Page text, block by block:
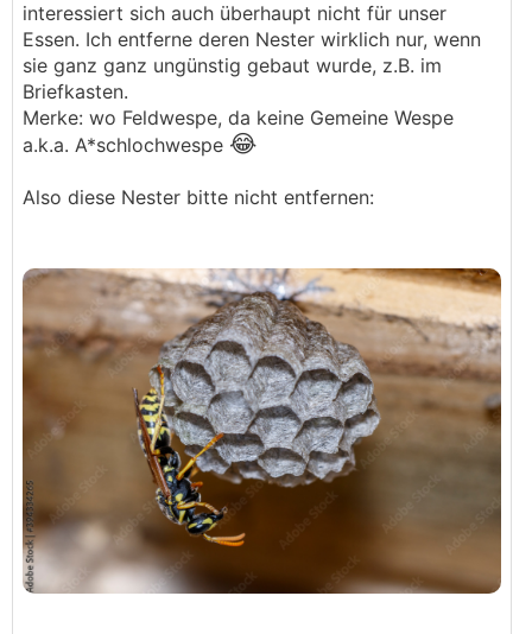
interessiert sich auch überhaupt nicht für unser
Essen. Ich entferne deren Nester wirklich nur, wenn
sie ganz ganz ungünstig gebaut wurde, z.B. im
Briefkasten.
Merke: wo Feldwespe, da keine Gemeine Wespe
a.k.a. A*schlochwespe 😂
Also diese Nester bitte nicht entfernen: